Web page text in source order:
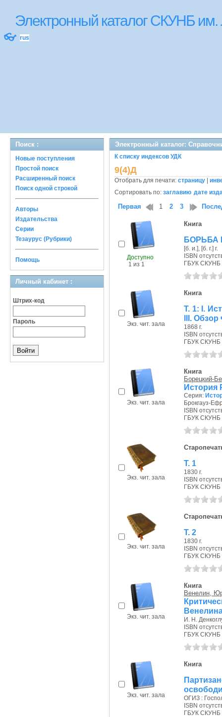
Электронный каталог СКУНБ
👓 rus
Поиск :
Новые поступления
Простой поиск
Расширенный поиск
Поиск одной строкой
Авторы
Издательства
Серии
Тезаурус (Рубрики)
Помощь
Личный кабинет :
Штрих-код
Пароль
Электронный каталог:
К списку индексов УДК
9(4)Д
Отобрать для печати: страницу
Сортировать по: заглавию дате
Первая 1 2 3
Доступно
1 из 1
Книга
БОРЬБА
[б. и.], [б. г.] г.
ISBN
ГБУК
Экз. чит. зала
Книга
T. 1: I.
III. Обзор
1868 г.
ISBN
ГБУК СКУНБ
Экз. чит. зала
Книга
Борецкий-
История
Серия:
Брокгауз-
ISBN
ГБУК СКУНБ
Экз. чит. зала
Т. 1
1830 г.
ISBN
ГБУК СКУНБ
Экз. чит. зала
Т. 2
1830 г.
ISBN
ГБУК СКУНБ
Экз. чит. зала
Книга
Венелин,
И. Н.
ISBN
ГБУК СКУНБ
Экз. чит. зала
Книга
ОГИЗ :
ISBN
ГБУК